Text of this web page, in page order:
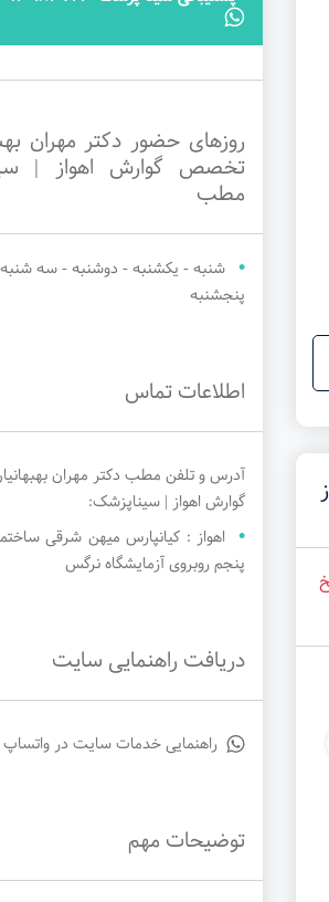
1405/
1405/05/25
26
روزهای حضور دکتر مهران
تخصص گوارش اهواز |
مطب
شنبه - یکشنبه - دوشنبه - سه
پنجشنبه
اطلاعات تماس
آدرس و تلفن مطب دکتر مهران
گوارش اهواز | سیناپزشک:
اهواز : کیانپارس میهن شرقی
پنجم روبروی آزمایشگاه نرگس
دریافت راهنمایی سایت
راهنمایی خدمات سایت در واتساپ
توضیحات مهم